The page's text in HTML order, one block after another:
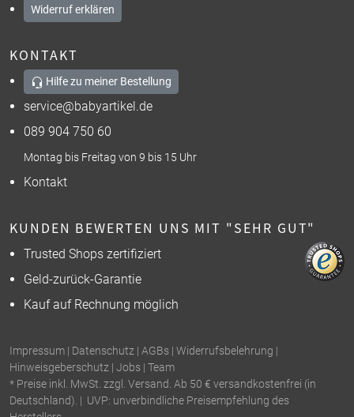
Widerruf erklären
KONTAKT
Hilfe zu meiner Bestellung
service@babyartikel.de
089 904 750 60
Montag bis Freitag von 9 bis 15 Uhr
Kontakt
KUNDEN BEWERTEN UNS MIT "SEHR GUT"
Trusted Shops zertifiziert
Geld-zurück-Garantie
Kauf auf Rechnung möglich
Impressum | Datenschutz | AGBs | Widerrufsbelehrung |
Hinweisgeberschutz | Jobs | Team
* Preise inkl. MwSt. zzgl. Versand. Ab 50 € versandkostenfrei (in
Deutschland). | UVP: unverbindliche Preisempfehlung des